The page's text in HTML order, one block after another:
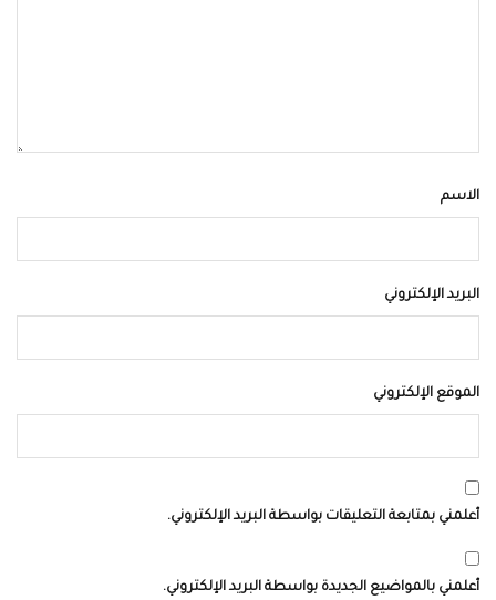
الاسم
البريد الإلكتروني
الموقع الإلكتروني
أعلمني بمتابعة التعليقات بواسطة البريد الإلكتروني.
أعلمني بالمواضيع الجديدة بواسطة البريد الإلكتروني.